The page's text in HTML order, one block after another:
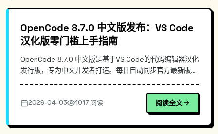
OpenCode 8.7.0 中文版发布：VS Code
汉化版零门槛上手指南
OpenCode 8.7.0 中文版是基于VS Code的代码编辑器汉化
发行版，专为中文开发者打造。每日自动同步官方最新版
需手动配置语言包。本文详解核心特性、安装配置及技术实
现原理。
2026-04-03 1017 阅读 阅读全文